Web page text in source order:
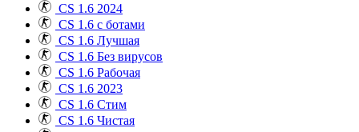
CS 1.6 2024
CS 1.6 с ботами
CS 1.6 Лучшая
CS 1.6 Без вирусов
CS 1.6 Рабочая
CS 1.6 2023
CS 1.6 Стим
CS 1.6 Чистая